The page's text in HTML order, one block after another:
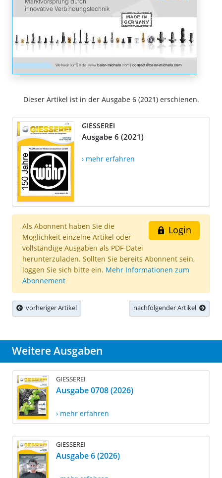
Dieser Artikel ist in der Ausgabe 6 (2021) erschienen.
GIESSEREI
Ausgabe 6 (2021)
› mehr erfahren
Login
Als Abonnent haben Sie die
Möglichkeit einzelne Artikel oder
vollständige Ausgaben als PDF-Datei
herunterzuladen. Sollten Sie bereits Abonnent sein,
loggen Sie sich bitte ein. Mehr Informationen zum
Abonnement
vorheriger Artikel nachfolgender Artikel
Weitere Ausgaben
GIESSEREI
Ausgabe 0708 (2026)
› mehr erfahren
GIESSEREI
Ausgabe 6 (2026)